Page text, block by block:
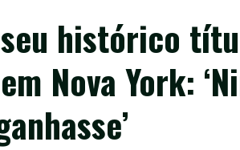
histórico
Nova York: